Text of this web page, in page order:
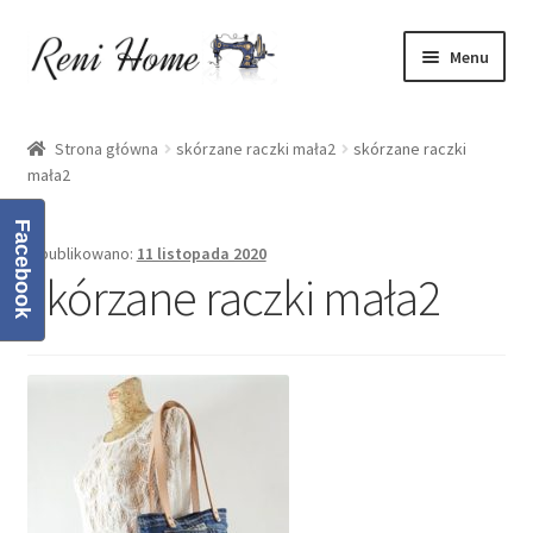
Przejdź
do
Przejdź
do
Menu
Kontakt
Koszyk
Moje konto
Polityka prywatności
Strona główna skórzane raczki mała2
skórzane raczki
mała2
Opublikowano: 11 listopada 2020
skórzane raczki mała2
Facebook